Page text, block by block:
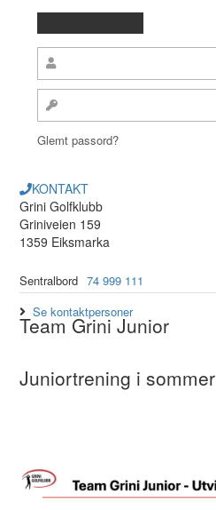
Glemt passord?
KONTAKT
Grini Golfklubb
Griniveien 159
1359 Eiksmarka
Sentralbord 74 999 111
Se kontaktpersoner
Team Grini Junior
Juniortrening i sommer